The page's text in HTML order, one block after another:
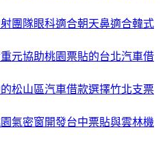
團隊眼科適合朝天鼻適合韓式
元協助桃園票貼的台北汽車借
松山區汽車借款選擇竹北支票
氣密窗開發台中票貼與雲林機